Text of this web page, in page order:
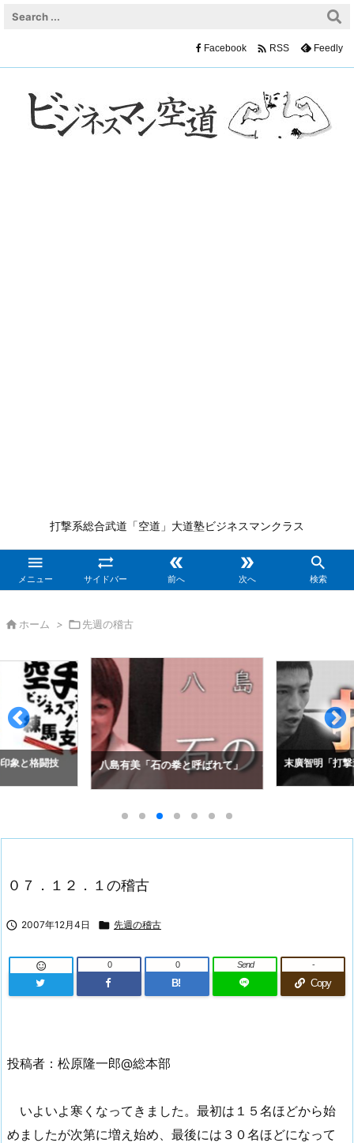
打撃系総合武道「空道」大道塾ビジネスマンクラス

メニュー

サイドバー

前へ

次へ

検索
Facebook  RSS Feedly
 ホーム > 先週の稽古
象と格闘技 八島有美「石の拳と呼ばれて」 末廣智明「打
０７．１２．１の稽古
 2007年12月4日  先週の稽古
 0
B!
0 Send
Copy
-
投稿者：松原隆一郎@総本部
いよいよ寒くなってきました。最初は１５名ほどから始
めましたが次第に増え始め、最後には３０名ほどになって